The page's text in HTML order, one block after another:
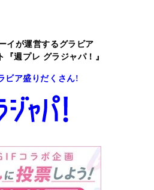
イが運営するグラビア
『週プレ グラジャパ！』
ビア盛りだくさん!